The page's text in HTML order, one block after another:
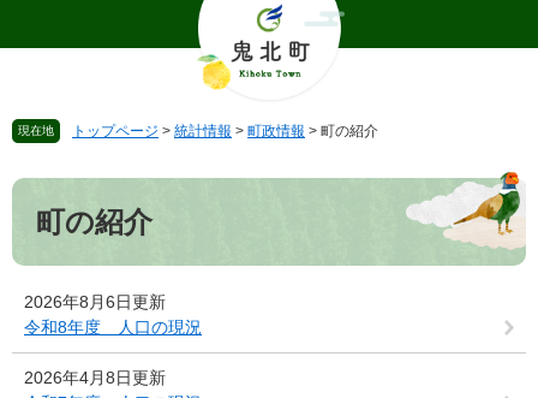
頭
す
飛
し
文
現在地 トップページ > 統計情報 > 町政情報 > 町の紹介
本
町の紹介
2026年8月6日更新
令和8年度 人口の現況
2026年4月8日更新